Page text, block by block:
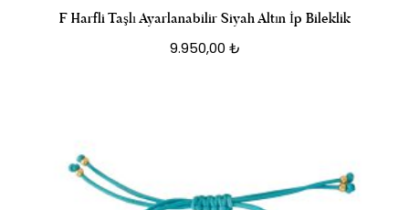
F Harfli Taşlı Ayarlanabilir Siyah Altın İp Bileklik
9.950,00 ₺